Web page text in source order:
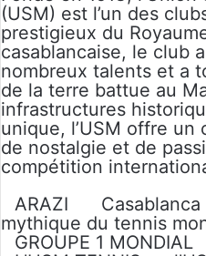
(USM) est l’un des
prestigieux du
casablancaise, le club
nombreux talents et a
de la terre battue au
infrastructures
unique, l’USM offre
de nostalgie et de
compétition
ARAZI
Casablanca
mythique du tennis
GROUPE 1 MONDIAL